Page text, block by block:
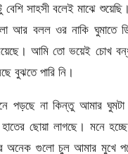
সাহসী বলেই মাঝে
আর বলল ওর নাকি ঘুমাতে
আমি তো ভয়েই চোখ
বুঝতে পারি নি।
পড়ছে না কিন্তু আমার
ছোয়া লাগছে। মনে
অনেক গুলো চুল আমার মুখে